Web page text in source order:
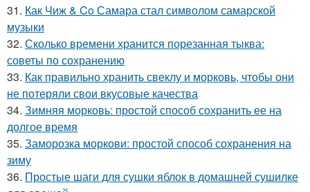
31. Как Чиж & Co Самара стал символом самарской
музыки
32. Сколько времени хранится порезанная тыква:
советы по сохранению
33. Как правильно хранить свеклу и морковь, чтобы они
не потеряли свои вкусовые качества
34. Зимняя морковь: простой способ сохранить ее на
долгое время
35. Заморозка моркови: простой способ сохранения на
зиму
36. Простые шаги для сушки яблок в домашней сушилке